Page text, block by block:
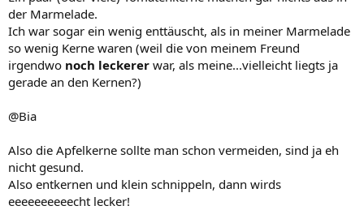
der Marmelade.
Ich war sogar ein wenig enttäuscht, als in meiner Marmelade
so wenig Kerne waren (weil die von meinem Freund
irgendwo noch leckerer war, als meine...vielleicht liegts ja
gerade an den Kernen?)
@Bia
Also die Apfelkerne sollte man schon vermeiden, sind ja eh
nicht gesund.
Also entkernen und klein schnippeln, dann wirds
eeeeeeeeeecht lecker!